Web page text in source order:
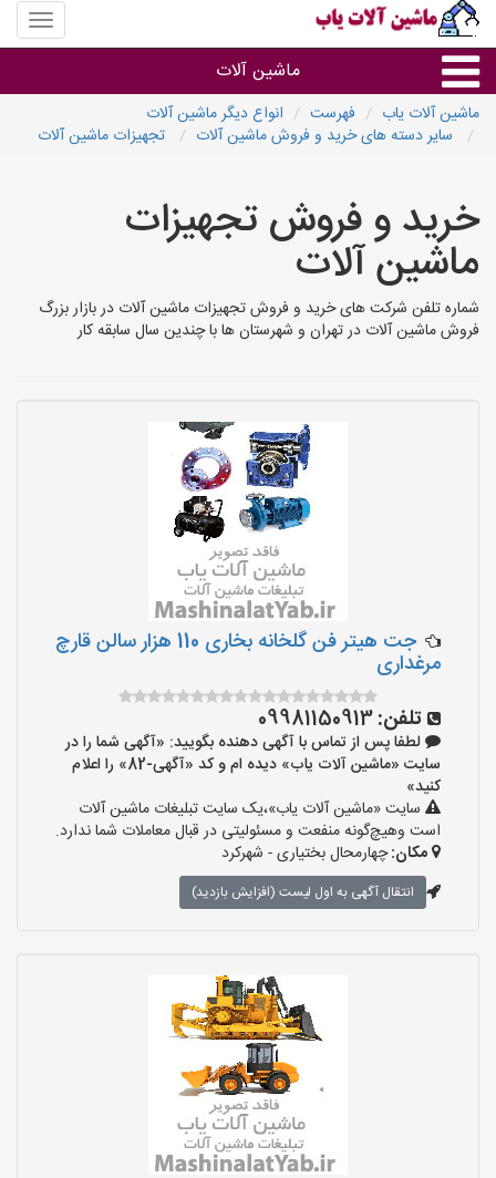
منوی
سایت
آلات
ماشین آلات
ماشین آلات
سایر گروه ها
ماشین آلات یاب فهرست
انواع دیگر ماشین آلات
سایر دسته های خرید و فروش ماشین آلات
تجهیزات ماشین آلات
خرید و فروش تجهیزات
ماشین آلات
شماره تلفن شرکت های خرید و فروش تجهیزات ماشین آلات در بازار بزرگ
فروش ماشین آلات در تهران و شهرستان ها با چندین سال سابقه کار
جت هیتر فن گلخانه بخاری 110 هزار سالن قارچ
مرغداری
تلفن:09981150913
لطفا پس از تماس با آگهی دهنده بگویید: «آگهی شما را در
سایت «ماشین آلات یاب» دیده ام و کد «آگهی-82» را اعلام
کنید»
سایت «ماشین آلات یاب»،یک سایت تبلیغات ماشین آلات
است وهیچ‌گونه منفعت و مسئولیتی در قبال معاملات شما ندارد.
مکان:چهارمحال بختیاری - شهرکرد
انتقال آگهی به اول لیست (افزایش بازدید)